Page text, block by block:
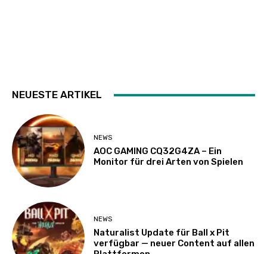
NEUESTE ARTIKEL
NEWS
AOC GAMING CQ32G4ZA – Ein
Monitor für drei Arten von Spielen
NEWS
Naturalist Update für Ball x Pit
verfügbar — neuer Content auf allen